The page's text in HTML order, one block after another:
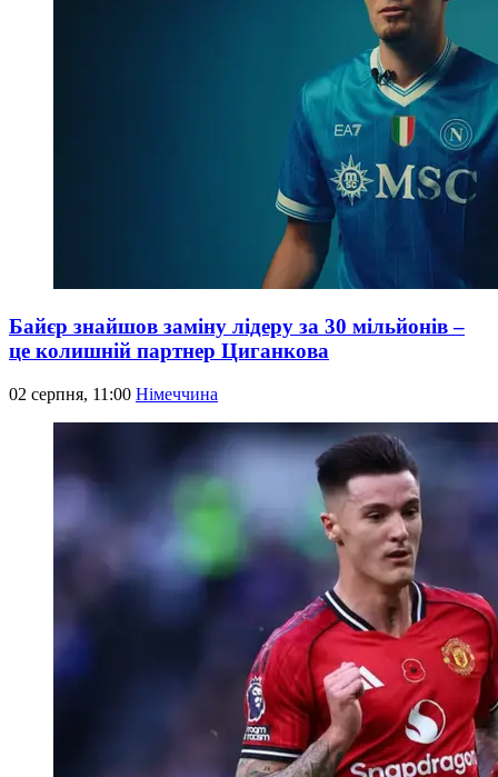
Байєр знайшов заміну лідеру за 30 мільйонів –
це колишній партнер Циганкова
02 серпня, 11:00 Німеччина